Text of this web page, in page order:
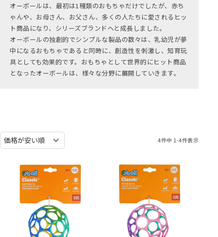
オーボールは、最初は1種類のおもちゃだけでしたが、赤ち
ゃんや、お母さん、お父さん、多くの人たちに愛されるヒッ
ト商品になり、シリーズブランドへと成長しました。
オーボールの独創的でシンプルな製品の数々は、乳幼児が夢
中になるおもちゃであると同時に、創造性を刺激し、知育玩
具としても効果的です。おもちゃとして世界的にヒット商品
となったオーボールは、様々な分野に展開していきます。
4件中 1-4件表示